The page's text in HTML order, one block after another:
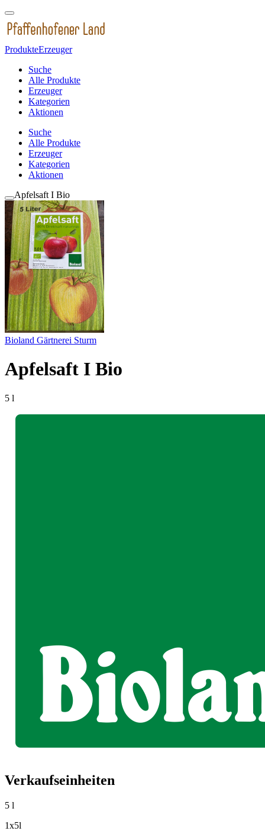
ProdukteErzeuger
Suche
Alle Produkte
Erzeuger
Kategorien
Aktionen
Suche
Alle Produkte
Erzeuger
Kategorien
Aktionen
Apfelsaft I Bio
Bioland Gärtnerei Sturm
Apfelsaft I Bio
5 l
Verkaufseinheiten
5 l
1x5l